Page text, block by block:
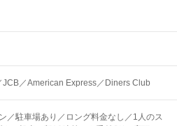
／American Express／Diners Club
／駐車場あり／ロング料金なし／1人のス